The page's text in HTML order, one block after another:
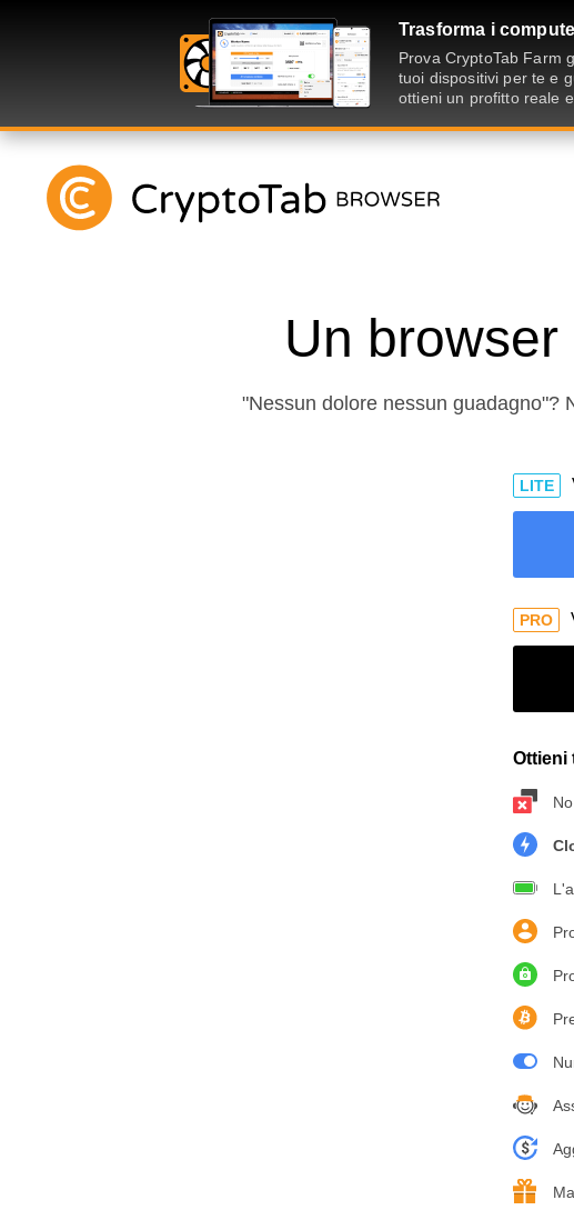
Trasforma i
Prova CryptoTab Farm
tuoi dispositivi per te e
ottieni un profitto reale
Un
"Nessun dolore nessun guadagno"?
LITE
PRO
Ottieni